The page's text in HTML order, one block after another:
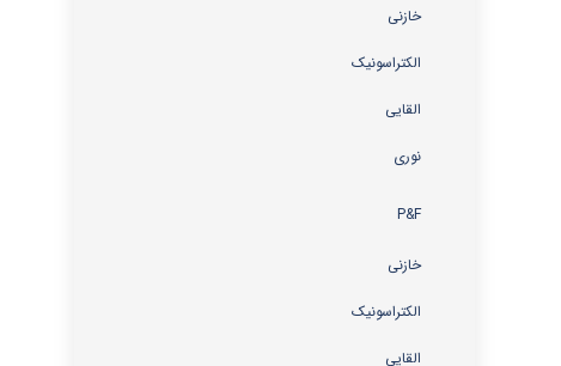
خازنی
الکتراسونیک
القایی
نوری
P&F
خازنی
الکتراسونیک
القایی